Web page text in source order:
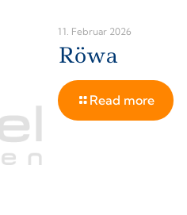
11. Februar 2026
Röwa
Read more